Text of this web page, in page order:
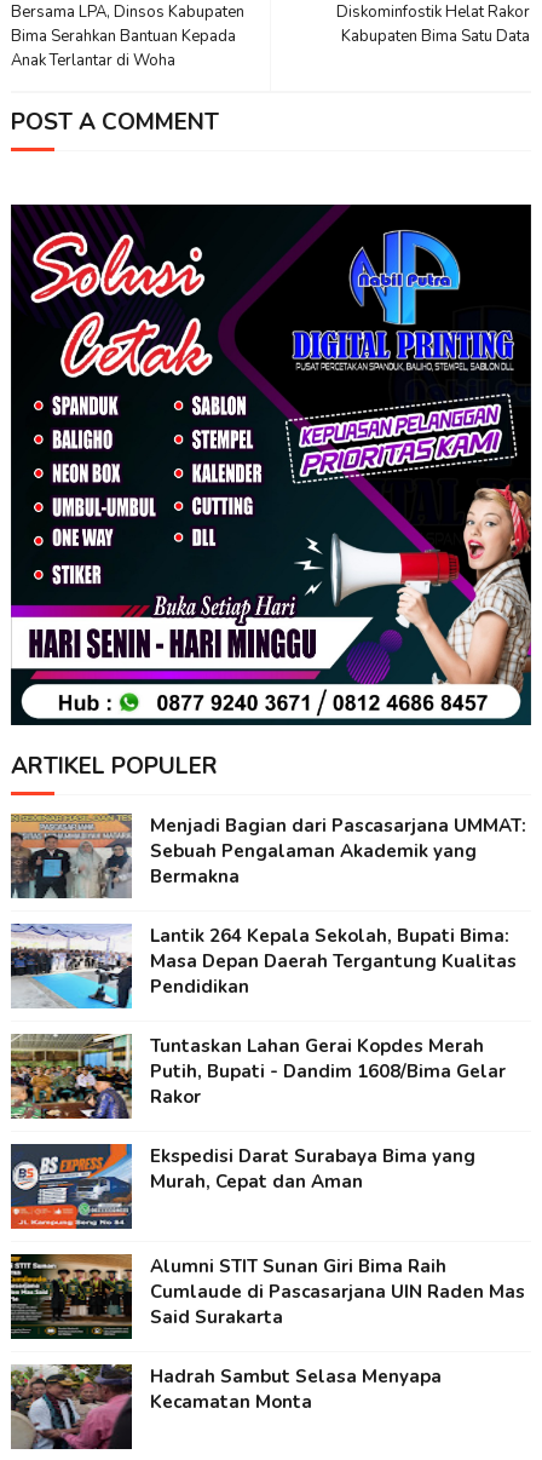
Diskominfostik Helat Rakor
Kabupaten Bima Satu Data
Bersama LPA, Dinsos Kabupaten
Bima Serahkan Bantuan Kepada
Anak Terlantar di Woha
POST A COMMENT
ARTIKEL POPULER
Menjadi Bagian dari Pascasarjana UMMAT:
Sebuah Pengalaman Akademik yang
Bermakna
Lantik 264 Kepala Sekolah, Bupati Bima:
Masa Depan Daerah Tergantung Kualitas
Pendidikan
Tuntaskan Lahan Gerai Kopdes Merah
Putih, Bupati - Dandim 1608/Bima Gelar
Rakor
Ekspedisi Darat Surabaya Bima yang
Murah, Cepat dan Aman
Alumni STIT Sunan Giri Bima Raih
Cumlaude di Pascasarjana UIN Raden Mas
Said Surakarta
Hadrah Sambut Selasa Menyapa
Kecamatan Monta